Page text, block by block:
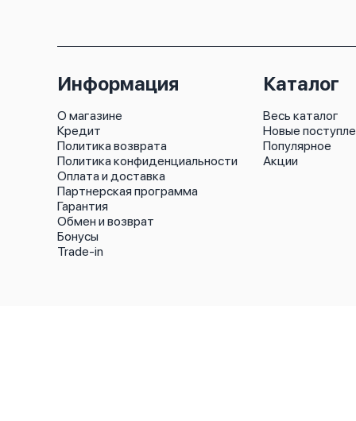
Информация
О магазине
Кредит
Политика возврата
Политика конфиденциальности
Оплата и доставка
Партнерская программа
Гарантия
Обмен и возврат
Бонусы
Trade-in
Каталог
Весь каталог
Новые
Популярное
Акции